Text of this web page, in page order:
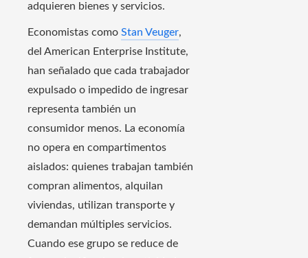
adquieren bienes y servicios.
Economistas como Stan Veuger,
del American Enterprise Institute,
han señalado que cada trabajador
expulsado o impedido de ingresar
representa también un
consumidor menos. La economía
no opera en compartimentos
aislados: quienes trabajan también
compran alimentos, alquilan
viviendas, utilizan transporte y
demandan múltiples servicios.
Cuando ese grupo se reduce de